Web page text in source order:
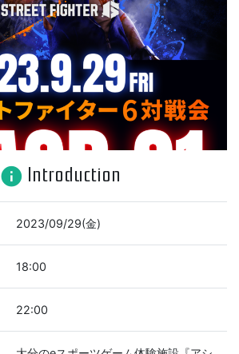
info Introduction
2023/09/29(金)
18:00
22:00